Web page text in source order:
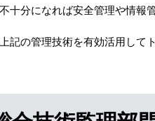
十分になれば安全管理や情報
記の管理技術を有効活用して